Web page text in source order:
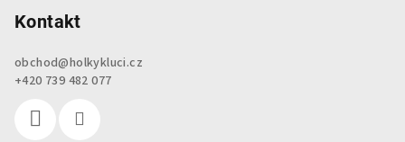
Kontakt
obchod@holkykluci.cz
+420 739 482 077